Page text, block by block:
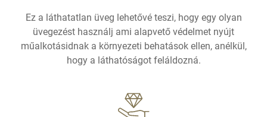
Ez a láthatatlan üveg lehetővé teszi, hogy egy olyan
üvegezést használj ami alapvető védelmet nyújt
műalkotásidnak a környezeti behatások ellen, anélkül,
hogy a láthatóságot feláldozná.